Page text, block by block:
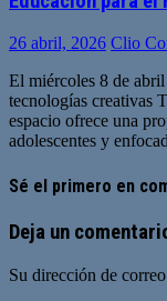
26 abril, 2026 Clio
El miércoles 8 de
tecnologías creativas
espacio ofrece una
adolescentes y
Sé el primero en
Deja un
Su dirección de